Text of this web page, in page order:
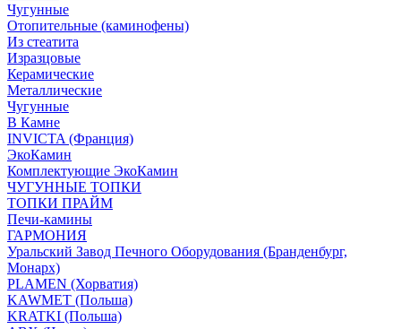
Чугунные
Отопительные (каминофены)
Из стеатита
Изразцовые
Керамические
Металлические
Чугунные
В Камне
INVICTA (Франция)
ЭкоКамин
Комплектующие ЭкоКамин
ЧУГУННЫЕ ТОПКИ
ТОПКИ ПРАЙМ
Печи-камины
ГАРМОНИЯ
Уральский Завод Печного Оборудования (Бранденбург,
Монарх)
PLAMEN (Хорватия)
KAWMET (Польша)
KRATKI (Польша)